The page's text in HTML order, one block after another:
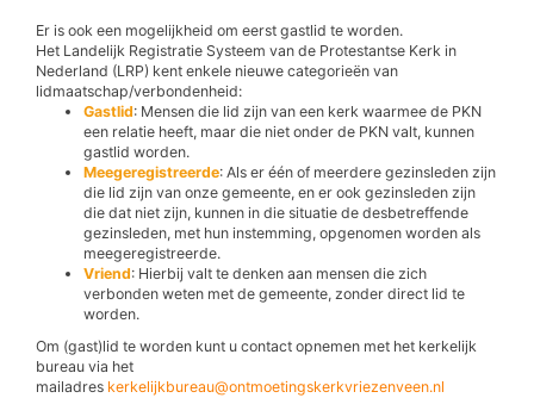
Er is ook een mogelijkheid om eerst gastlid te worden.
Het Landelijk Registratie Systeem van de Protestantse Kerk in
Nederland (LRP) kent enkele nieuwe categorieën van
lidmaatschap/verbondenheid:
Gastlid: Mensen die lid zijn van een kerk waarmee de PKN
een relatie heeft, maar die niet onder de PKN valt, kunnen
gastlid worden.
Meegeregistreerde: Als er één of meerdere gezinsleden zijn
die lid zijn van onze gemeente, en er ook gezinsleden zijn
die dat niet zijn, kunnen in die situatie de desbetreffende
gezinsleden, met hun instemming, opgenomen worden als
meegeregistreerde.
Vriend: Hierbij valt te denken aan mensen die zich
verbonden weten met de gemeente, zonder direct lid te
worden.
Om (gast)lid te worden kunt u contact opnemen met het kerkelijk
bureau via het
mailadres kerkelijkbureau@ontmoetingskerkvriezenveen.nl